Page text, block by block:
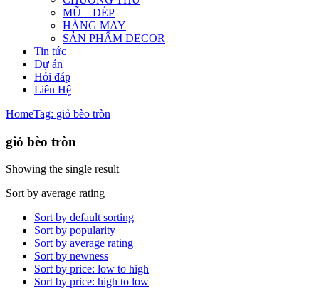
MŨ – DÉP
HÀNG MAY
SẢN PHẨM DECOR
Tin tức
Dự án
Hỏi đáp
Liên Hệ
HomeTag: giỏ bèo tròn
giỏ bèo tròn
Showing the single result
Sort by average rating
Sort by default sorting
Sort by popularity
Sort by average rating
Sort by newness
Sort by price: low to high
Sort by price: high to low